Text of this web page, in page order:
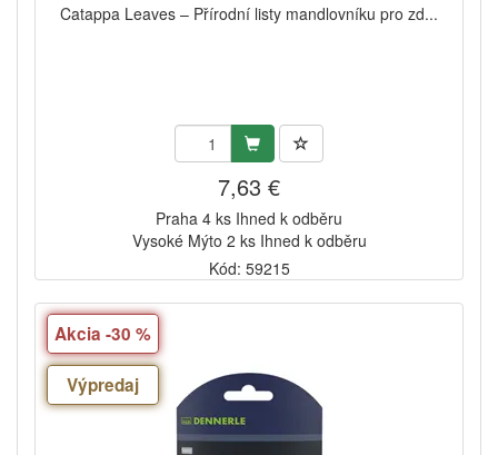
Catappa Leaves – Přírodní listy mandlovníku pro zd...
7,63 €
Praha 4 ks Ihned k odběru
Vysoké Mýto 2 ks Ihned k odběru
Kód: 59215
Akcia -30 %
Výpredaj